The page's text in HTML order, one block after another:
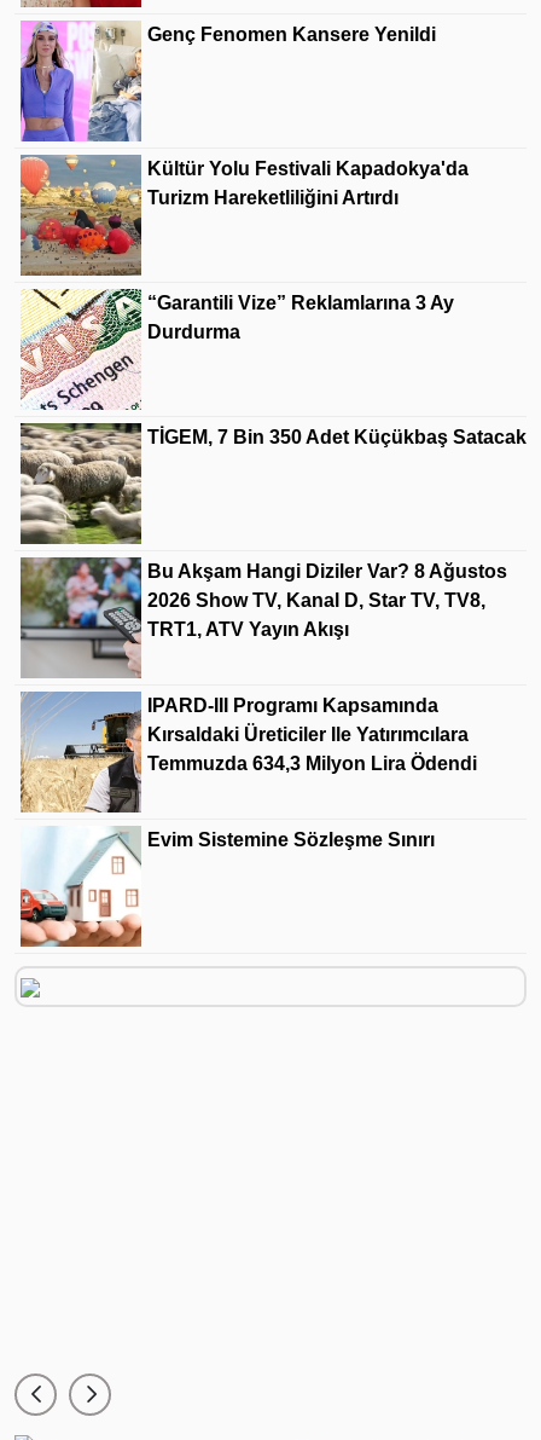
Genç Fenomen Kansere Yenildi
Kültür Yolu Festivali Kapadokya'da
Turizm Hareketliliğini Artırdı
“Garantili Vize” Reklamlarına 3 Ay
Durdurma
TİGEM, 7 Bin 350 Adet Küçükbaş Satacak
Bu Akşam Hangi Diziler Var? 8 Ağustos
2026 Show TV, Kanal D, Star TV, TV8,
TRT1, ATV Yayın Akışı
IPARD-III Programı Kapsamında
Kırsaldaki Üreticiler Ile Yatırımcılara
Temmuzda 634,3 Milyon Lira Ödendi
Evim Sistemine Sözleşme Sınırı